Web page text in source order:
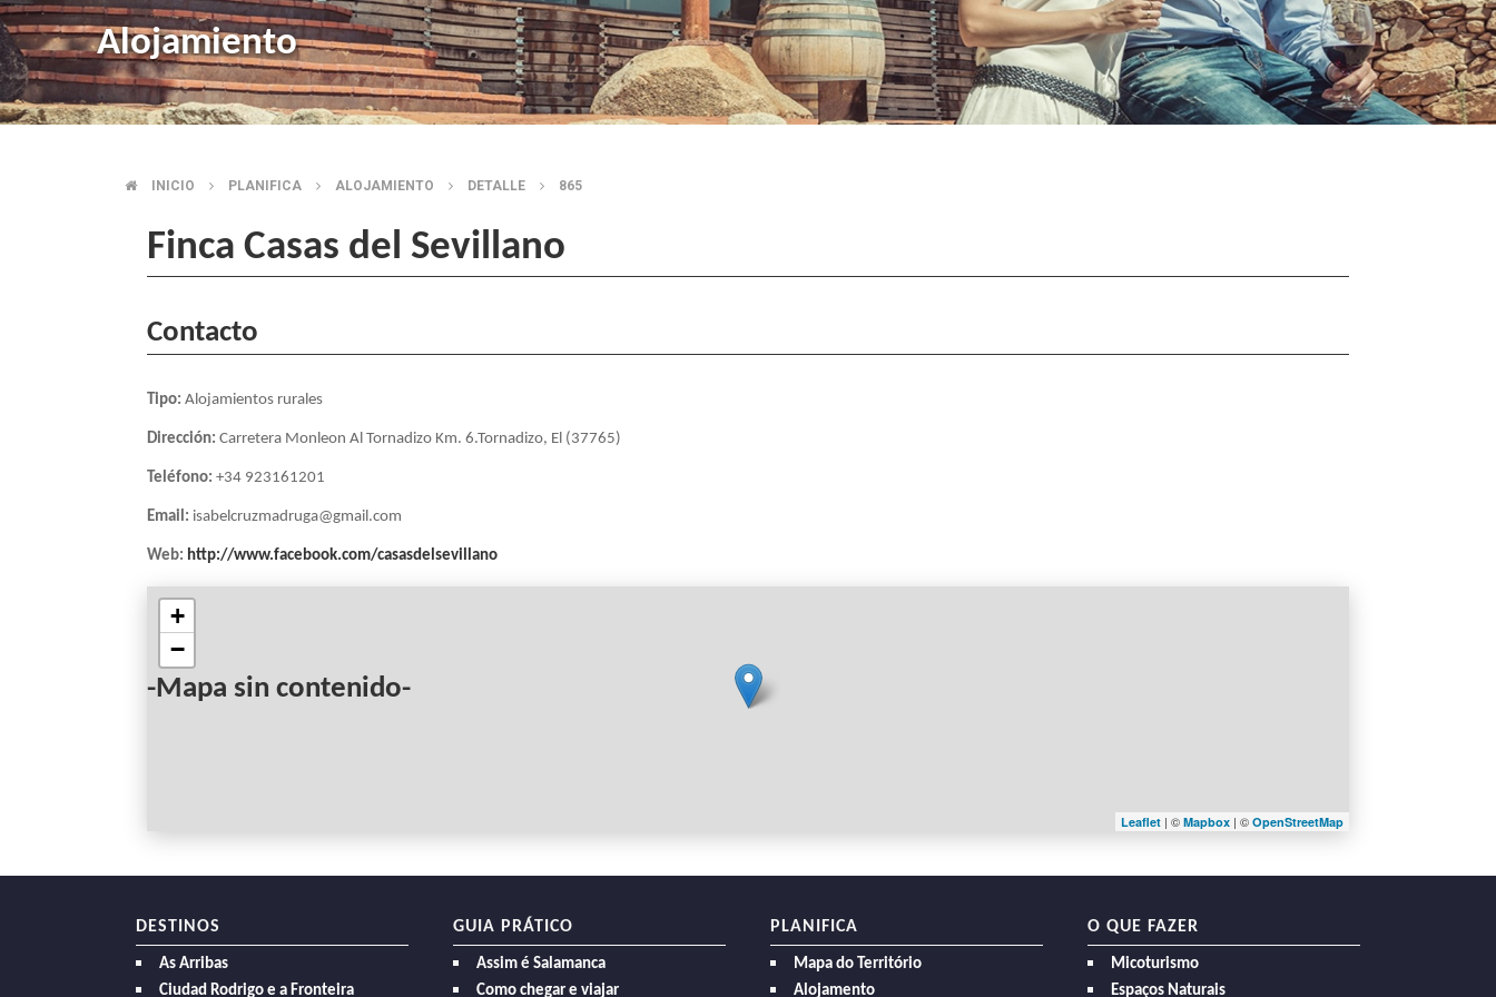
Alojamiento
BREADCRUMB
INICIO PLANIFICA ALOJAMIENTO DETALLE 865
Finca Casas del Sevillano
Contacto
Tipo: Alojamientos rurales
Dirección: Carretera Monleon Al Tornadizo Km. 6.Tornadizo, El (37765)
Teléfono: +34 923161201
Email: isabelcruzmadruga@gmail.com
Web: http://www.facebook.com/casasdelsevillano
-Mapa sin contenido-
+
−
Leaflet | © Mapbox | © OpenStreetMap
DESTINOS
As Arribas
Ciudad Rodrigo e a Fronteira
GUIA PRÁTICO
Assim é Salamanca
Como chegar e viajar
PLANIFICA
Mapa do Território
Alojamento
O QUE FAZER
Micoturismo
Espaços Naturais